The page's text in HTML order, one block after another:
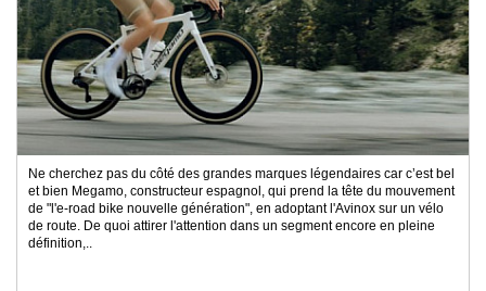
Ne cherchez pas du côté des grandes marques légendaires car c’est bel
et bien Megamo, constructeur espagnol, qui prend la tête du mouvement
de "l'e-road bike nouvelle génération", en adoptant l'Avinox sur un vélo
de route. De quoi attirer l'attention dans un segment encore en pleine
définition,..